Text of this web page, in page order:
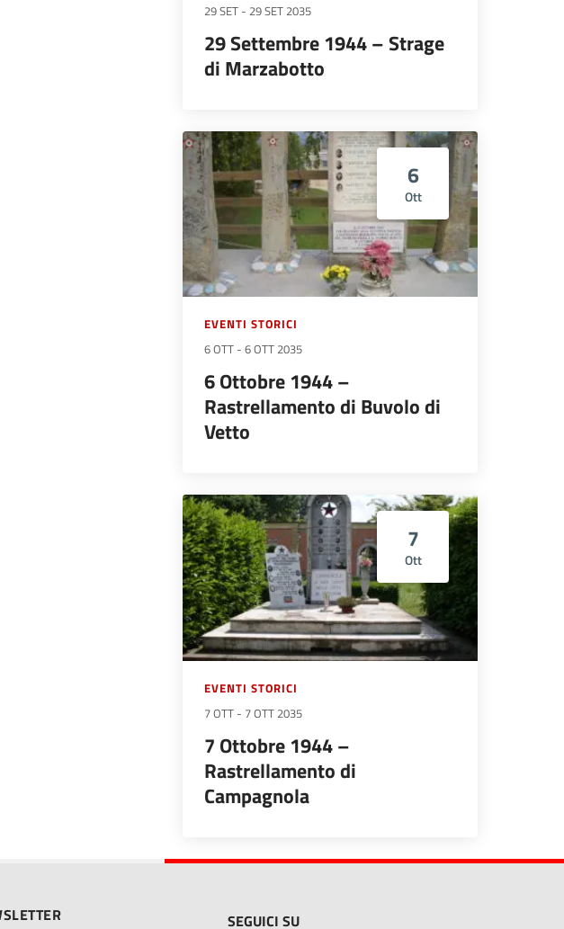
29 SET - 29 SET 2035
29 Settembre 1944 – Strage
di Marzabotto
6
Ott
EVENTI STORICI
6 OTT - 6 OTT 2035
6 Ottobre 1944 –
Rastrellamento di Buvolo di
Vetto
7
Ott
EVENTI STORICI
7 OTT - 7 OTT 2035
7 Ottobre 1944 –
Rastrellamento di
Campagnola
SEGUICI SU